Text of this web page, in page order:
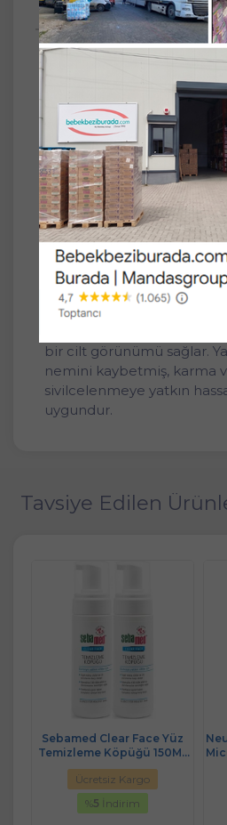
Anket
Neutrogena Soothing
Zerdeçallı özel formül
Mineral yağ,silikon ve
Sivilcelenmeye yatkın
Dermatolojik olarak test
Neutrogena® Soothing
Köpüğü Faydaları
antioksidan içeriği ve
bilinir. Neutrogena®
Temizleme Köpüğü
yağı ve makyajı etkili bir
bir cilt görünümü sağlar.
nemini kaybetmiş, karma
sivilcelenmeye yatkın
uygundur.
Tavsiye Edilen
Sebamed Clear Face Yüz
Temizleme Köpüğü 150ML
(2 Li Set)
Ücretsiz Kargo
%5 İndirim